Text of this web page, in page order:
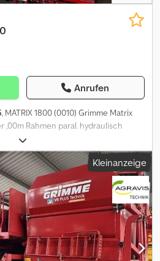
Anrufen
, MATRIX 1800 (0010) Grimme Matrix
,00m Rahmen paral. hydraulisch
6 Räder (0040) 5.00-15(1DW-
DE Mit B.Anleitung in
Variante1 Mid Range Hydraulic
d. Maschinenkontur (0080) klappbar,
Spurlockerer: Striegel (0100)
Kat.3 (0110) Reihenweite 45 cm
Fingerdruckrolle (0140)
Druckunterstützung mechanisch, 4-
kg pro Säaggregat (0170)
(0180) Andruckrolle, 2-fach
Kleinanzeige